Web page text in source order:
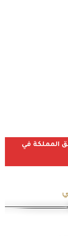
المملكة في